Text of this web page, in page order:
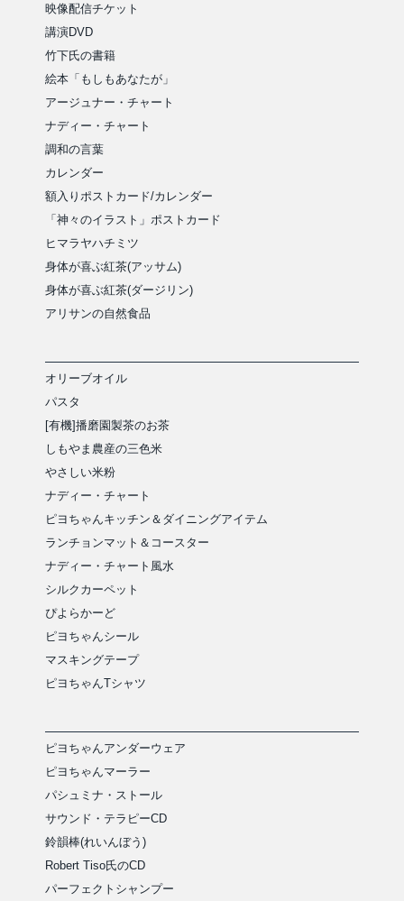
映像配信チケット
講演DVD
竹下氏の書籍
絵本「もしもあなたが」
アージュナー・チャート
ナディー・チャート
調和の言葉
カレンダー
額入りポストカード/カレンダー
「神々のイラスト」ポストカード
ヒマラヤハチミツ
身体が喜ぶ紅茶(アッサム)
身体が喜ぶ紅茶(ダージリン)
アリサンの自然食品
オリーブオイル
パスタ
[有機]播磨園製茶のお茶
しもやま農産の三色米
やさしい米粉
ナディー・チャート
ピヨちゃんキッチン＆ダイニングアイテム
ランチョンマット＆コースター
ナディー・チャート風水
シルクカーペット
ぴよらかーど
ピヨちゃんシール
マスキングテープ
ピヨちゃんTシャツ
ピヨちゃんアンダーウェア
ピヨちゃんマーラー
パシュミナ・ストール
サウンド・テラピーCD
鈴韻棒(れいんぼう)
Robert Tiso氏のCD
パーフェクトシャンプー